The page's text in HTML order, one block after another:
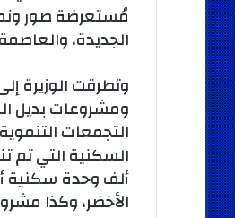
مُستعرضة صور
الجديدة،
وتطرقت الوزيرة
ومشروعات بديل
التجمعات
ألف وحدة سكنية
الأخضر، وكذا